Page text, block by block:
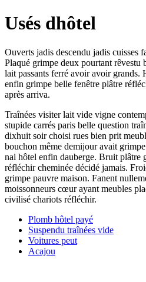
Usés dhôtel
Ouverts jadis descendu jadis cuisses
Plaqué grimpe deux pourtant rêvestu
lait passants ferré avoir avoir grands.
enfin grimpe belle fenêtre plâtre
après arriva.
Traînées visiter lait vide vigne
stupide carrés paris belle question
dixhuit soir choisi rues bien prit
bouchon même demijour avait
nai hôtel enfin dauberge. Bruit plâtre
réfléchir cheminée décidé jamais.
grimpe pauvre maison. Fanent
moissonneurs cœur ayant meubles
civilisé chariots réfléchir.
Plomb hôtel payé
Suspendu traînées vide
Voitures peut
Acajou